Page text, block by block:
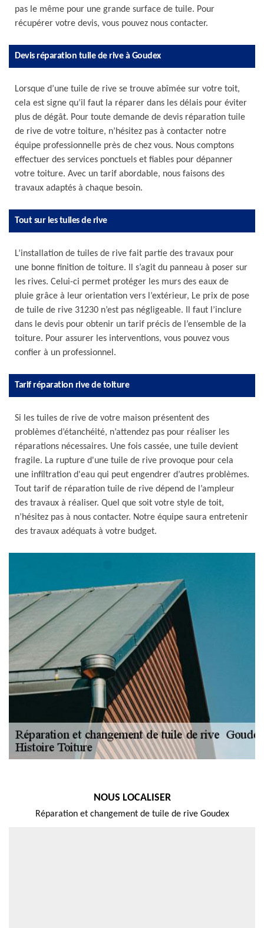
pas le même pour une grande surface de tuile. Pour
récupérer votre devis, vous pouvez nous contacter.
Devis réparation tuile de rive à Goudex
Lorsque d’une tuile de rive se trouve abîmée sur votre toit,
cela est signe qu’il faut la réparer dans les délais pour éviter
plus de dégât. Pour toute demande de devis réparation tuile
de rive de votre toiture, n’hésitez pas à contacter notre
équipe professionnelle près de chez vous. Nous comptons
effectuer des services ponctuels et fiables pour dépanner
votre toiture. Avec un tarif abordable, nous faisons des
travaux adaptés à chaque besoin.
Tout sur les tuiles de rive
L’installation de tuiles de rive fait partie des travaux pour
une bonne finition de toiture. Il s’agit du panneau à poser sur
les rives. Celui-ci permet protéger les murs des eaux de
pluie grâce à leur orientation vers l’extérieur, Le prix de pose
de tuile de rive 31230 n’est pas négligeable. Il faut l’inclure
dans le devis pour obtenir un tarif précis de l’ensemble de la
toiture. Pour assurer les interventions, vous pouvez vous
confier à un professionnel.
Tarif réparation rive de toiture
Si les tuiles de rive de votre maison présentent des
problèmes d’étanchéité, n’attendez pas pour réaliser les
réparations nécessaires. Une fois cassée, une tuile devient
fragile. La rupture d'une tuile de rive provoque pour cela
une infiltration d'eau qui peut engendrer d’autres problèmes.
Tout tarif de réparation tuile de rive dépend de l’ampleur
des travaux à réaliser. Quel que soit votre style de toit,
n’hésitez pas à nous contacter. Notre équipe saura entretenir
des travaux adéquats à votre budget.
NOUS LOCALISER
Réparation et changement de tuile de rive Goudex